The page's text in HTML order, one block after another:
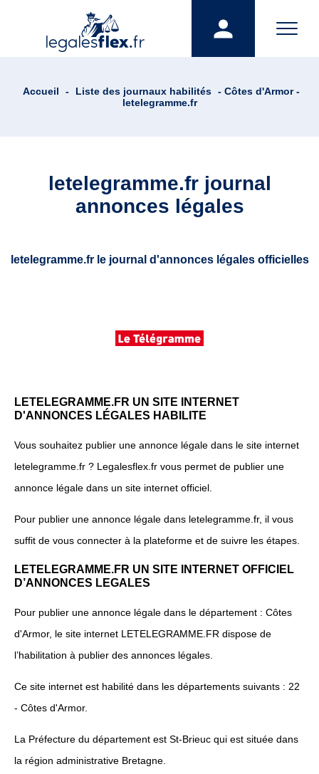
Accueil - Liste des journaux habilités - Côtes d'Armor -
letelegramme.fr
letelegramme.fr journal
annonces légales
letelegramme.fr le journal d'annonces légales officielles
LETELEGRAMME.FR UN SITE INTERNET
D'ANNONCES LÉGALES HABILITE
Vous souhaitez publier une annonce légale dans le site internet
letelegramme.fr ? Legalesflex.fr vous permet de publier une
annonce légale dans un site internet officiel.
Pour publier une annonce légale dans letelegramme.fr, il vous
suffit de vous connecter à la plateforme et de suivre les étapes.
LETELEGRAMME.FR UN SITE INTERNET OFFICIEL
D’ANNONCES LEGALES
Pour publier une annonce légale dans le département : Côtes
d'Armor, le site internet LETELEGRAMME.FR dispose de
l’habilitation à publier des annonces légales.
Ce site internet est habilité dans les départements suivants : 22
- Côtes d'Armor.
La Préfecture du département est St-Brieuc qui est située dans
la région administrative Bretagne.